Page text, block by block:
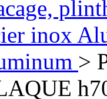
inox
>